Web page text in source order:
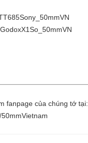
fanpage của chúng tớ tại: